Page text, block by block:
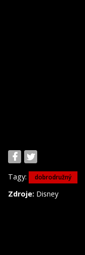
Tagy: dobrodružný
Zdroje: Disney